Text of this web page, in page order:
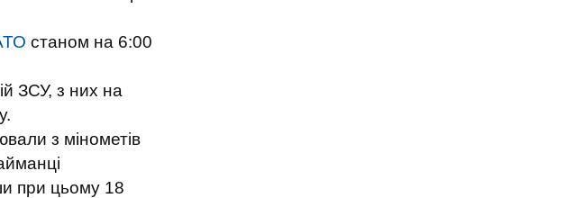
станом на 6:00
ЗСУ, з них на
з мінометів
при цьому 18